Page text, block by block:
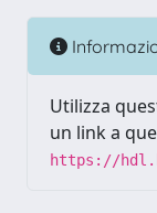
Utilizza
un link a
https://